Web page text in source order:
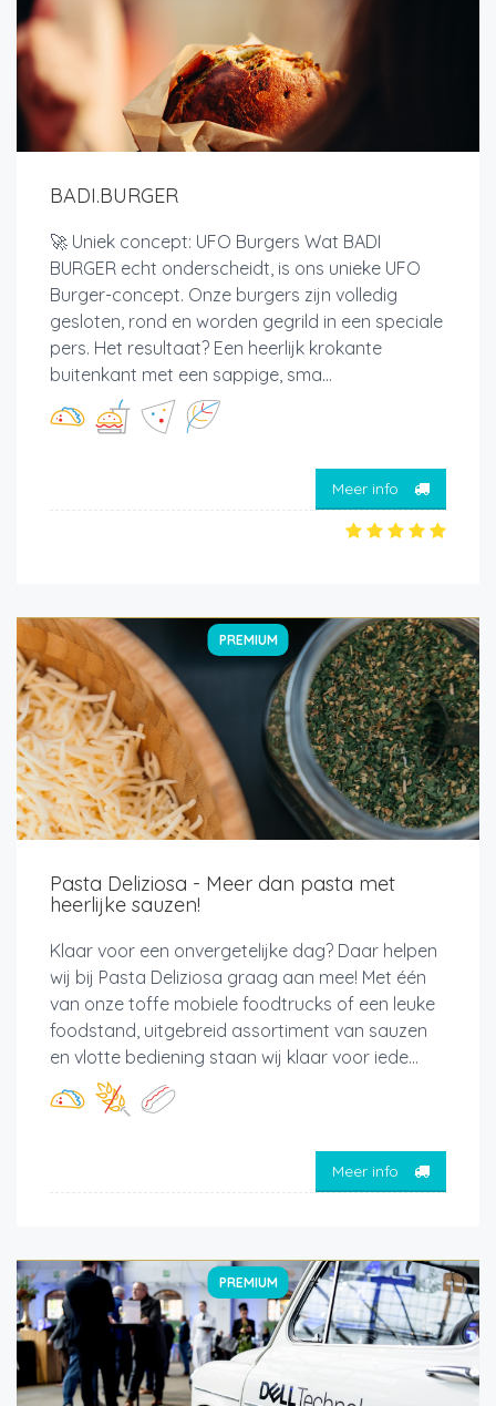
BADI.BURGER
🚀 Uniek concept: UFO Burgers Wat BADI
BURGER echt onderscheidt, is ons unieke UFO
Burger-concept. Onze burgers zijn volledig
gesloten, rond en worden gegrild in een speciale
pers. Het resultaat? Een heerlijk krokante
buitenkant met een sappige, sma...
Meer info
PREMIUM
Pasta Deliziosa - Meer dan pasta met
heerlijke sauzen!
Klaar voor een onvergetelijke dag? Daar helpen
wij bij Pasta Deliziosa graag aan mee! Met één
van onze toffe mobiele foodtrucks of een leuke
foodstand, uitgebreid assortiment van sauzen
en vlotte bediening staan wij klaar voor iede...
Meer info
PREMIUM